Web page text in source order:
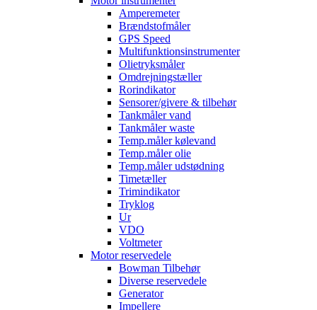
Amperemeter
Brændstofmåler
GPS Speed
Multifunktionsinstrumenter
Olietryksmåler
Omdrejningstæller
Rorindikator
Sensorer/givere & tilbehør
Tankmåler vand
Tankmåler waste
Temp.måler kølevand
Temp.måler olie
Temp.måler udstødning
Timetæller
Trimindikator
Tryklog
Ur
VDO
Voltmeter
Motor reservedele
Bowman Tilbehør
Diverse reservedele
Generator
Impellere